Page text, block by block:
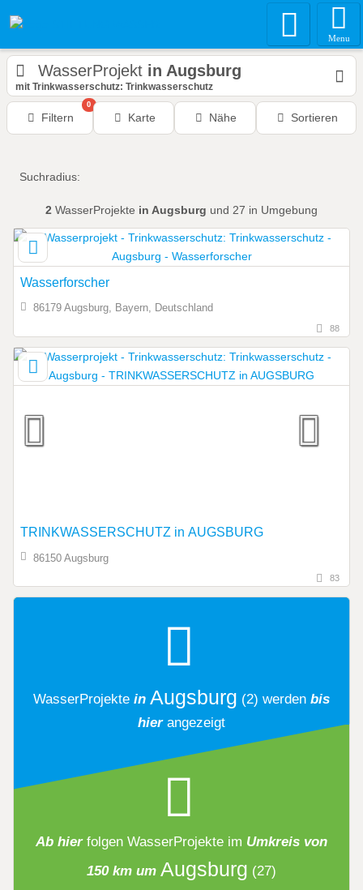
Menu
WasserProjekt in Augsburg
mit Trinkwasserschutz: Trinkwasserschutz
Filtern
0
Karte Nähe Sortieren
Suchradius:
2 WasserProjekte in Augsburg und 27 in Umgebung
Wasserforscher
86179 Augsburg, Bayern, Deutschland
88
TRINKWASSERSCHUTZ in AUGSBURG
86150 Augsburg
83
WasserProjekte in Augsburg (2) werden bis
hierangezeigt
Ab hier folgen WasserProjekte im Umkreis von
150 km um Augsburg (27)